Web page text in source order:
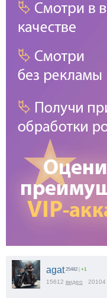
agat 25482 +1
15612 видео 20104